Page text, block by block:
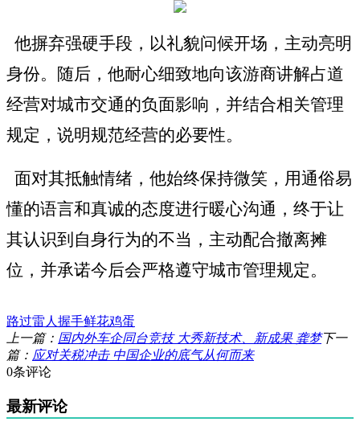
他摒弃强硬手段，以礼貌问候开场，主动亮明
身份。随后，他耐心细致地向该游商讲解占道
经营对城市交通的负面影响，并结合相关管理
规定，说明规范经营的必要性。
面对其抵触情绪，他始终保持微笑，用通俗易
懂的语言和真诚的态度进行暖心沟通，终于让
其认识到自身行为的不当，主动配合撤离摊
位，并承诺今后会严格遵守城市管理规定。
路过雷人 握手鲜花鸡蛋
上一篇： 国内外车企同台竞技 大秀新技术、新成果 龚梦下一
篇： 应对关税冲击 中国企业的底气从何而来
0条评论
最新评论